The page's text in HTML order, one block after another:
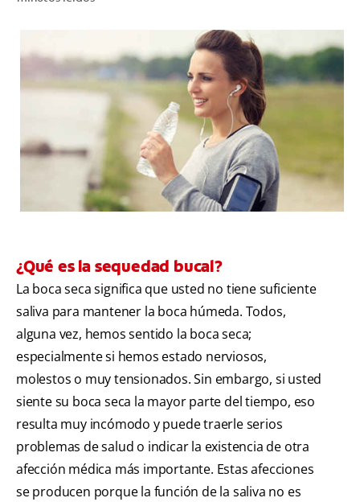
SELECCIÓN DE PRODUCTOS
PARA PROFESIONALES
DÓNDE COMPRAR
¿Qué es la sequedad bucal?
La boca seca significa que usted no tiene suficiente
saliva para mantener la boca húmeda. Todos,
alguna vez, hemos sentido la boca seca;
especialmente si hemos estado nerviosos,
molestos o muy tensionados. Sin embargo, si usted
siente su boca seca la mayor parte del tiempo, eso
resulta muy incómodo y puede traerle serios
problemas de salud o indicar la existencia de otra
afección médica más importante. Estas afecciones
se producen porque la función de la saliva no es